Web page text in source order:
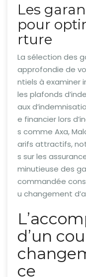
Les
pour
rture
La sélection des
approfondie de
ntiels à examiner
les plafonds
aux
e financier lors
s comme Axa,
arifs attractifs,
s sur les
minutieuse des
commandée
u changement
d’un
ce